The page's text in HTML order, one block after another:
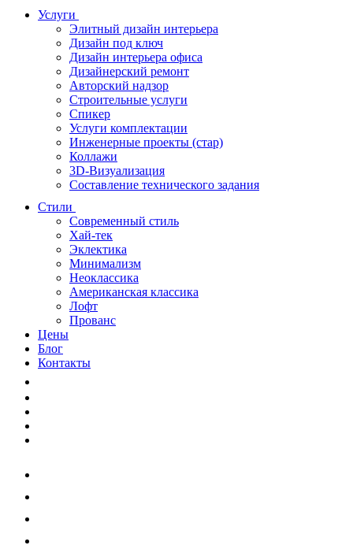
Услуги
Элитный дизайн интерьера
Дизайн под ключ
Дизайн интерьера офиса
Дизайнерский ремонт
Авторский надзор
Строительные услуги
Спикер
Услуги комплектации
Инженерные проекты (стар)
Коллажи
3D-Визуализация
Составление технического задания
Стили
Современный стиль
Хай-тек
Эклектика
Минимализм
Неоклассика
Американская классика
Лофт
Прованс
Цены
Блог
Контакты